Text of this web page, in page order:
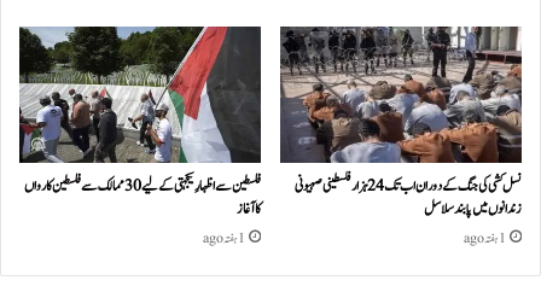
نسل کشی کی جنگ کے دوران اب تک 24ہزار فلسطینی صہیونی
زندانوں میں پابند سلاسل
1 ہفتہ ago
فلسطین سے اظہارِ یکجہتی کے لیے 30 ممالک سے فلسطین کارواں
کا آغاز
1 ہفتہ ago